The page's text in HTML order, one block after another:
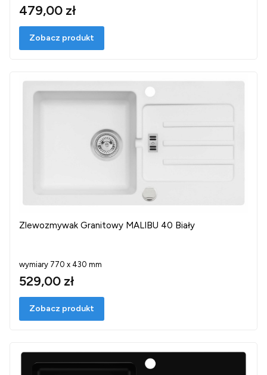
479,00 zł
Zobacz produkt
Zlewozmywak Granitowy MALIBU 40 Biały
wymiary 770 x 430 mm
529,00 zł
Zobacz produkt